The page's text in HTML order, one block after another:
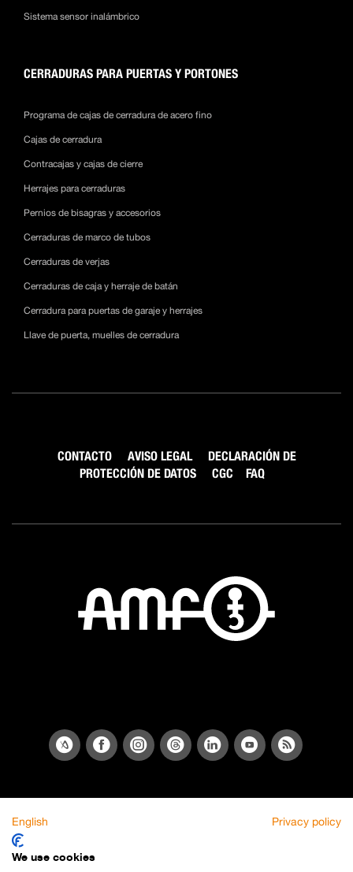
Sistema sensor inalámbrico
CERRADURAS PARA PUERTAS Y PORTONES
Programa de cajas de cerradura de acero fino
Cajas de cerradura
Contracajas y cajas de cierre
Herrajes para cerraduras
Pernios de bisagras y accesorios
Cerraduras de marco de tubos
Cerraduras de verjas
Cerraduras de caja y herraje de batán
Cerradura para puertas de garaje y herrajes
Llave de puerta, muelles de cerradura
CONTACTO AVISO LEGAL
DECLARACIÓN DE
PROTECCIÓN DE DATOS
CGC FAQ
English Privacy policy
We use cookies